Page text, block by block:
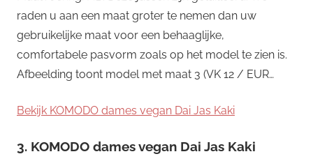
raden u aan een maat groter te nemen dan uw
gebruikelijke maat voor een behaaglijke,
comfortabele pasvorm zoals op het model te zien is.
Afbeelding toont model met maat 3 (VK 12 / EUR…
Bekijk KOMODO dames vegan Dai Jas Kaki
3. KOMODO dames vegan Dai Jas Kaki